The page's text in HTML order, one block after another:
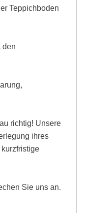
Teppichboden
den
richtig! Unsere
ihres
Sie uns an.